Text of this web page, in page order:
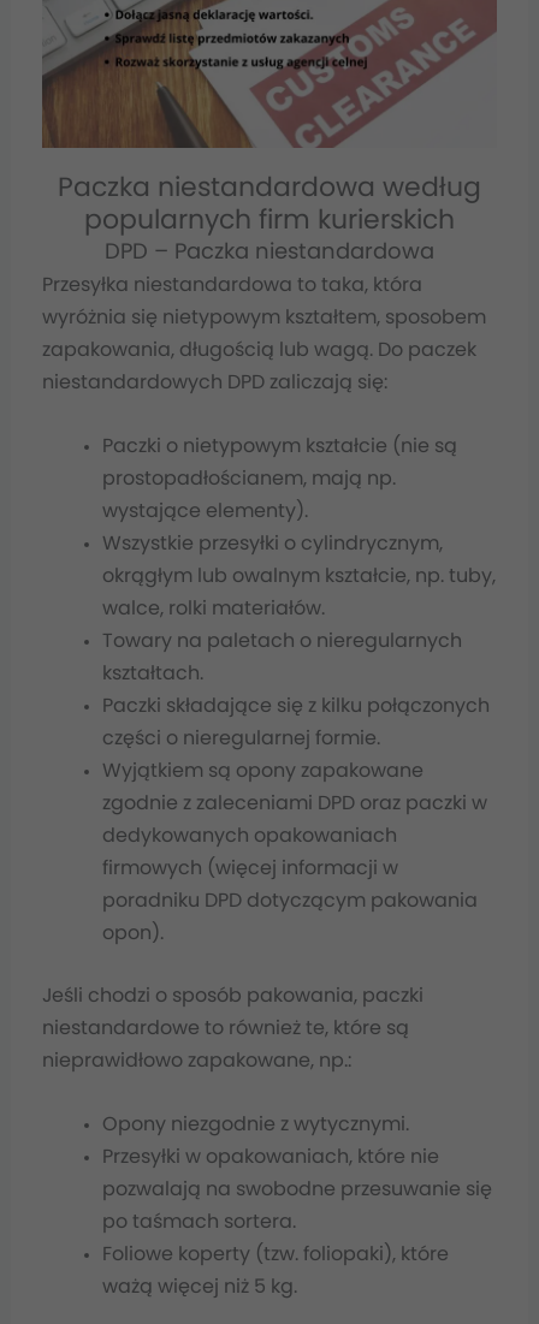
Paczka niestandardowa według
popularnych firm kurierskich
DPD – Paczka niestandardowa
Przesyłka niestandardowa to taka, która
wyróżnia się nietypowym kształtem, sposobem
zapakowania, długością lub wagą. Do paczek
niestandardowych DPD zaliczają się:
Paczki o nietypowym kształcie (nie są
prostopadłościanem, mają np.
wystające elementy).
Wszystkie przesyłki o cylindrycznym,
okrągłym lub owalnym kształcie, np. tuby,
walce, rolki materiałów.
Towary na paletach o nieregularnych
kształtach.
Paczki składające się z kilku połączonych
części o nieregularnej formie.
Wyjątkiem są opony zapakowane
zgodnie z zaleceniami DPD oraz paczki w
dedykowanych opakowaniach
firmowych (więcej informacji w
poradniku DPD dotyczącym pakowania
opon).
Jeśli chodzi o sposób pakowania, paczki
niestandardowe to również te, które są
nieprawidłowo zapakowane, np.:
Opony niezgodnie z wytycznymi.
Przesyłki w opakowaniach, które nie
pozwalają na swobodne przesuwanie się
po taśmach sortera.
Foliowe koperty (tzw. foliopaki), które
ważą więcej niż 5 kg.